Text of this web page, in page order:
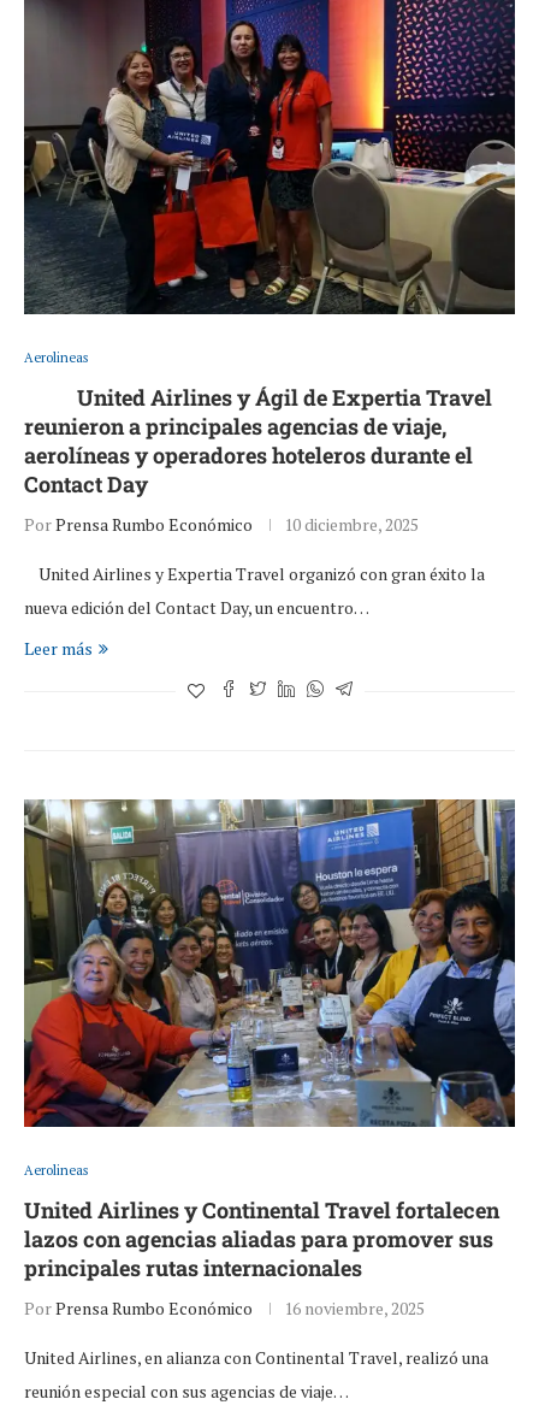
Aerolineas
United Airlines y Ágil de Expertia Travel
reunieron a principales agencias de viaje,
aerolíneas y operadores hoteleros durante el
Contact Day
PorPrensa Rumbo Económico 10 diciembre, 2025
United Airlines y Expertia Travel organizó con gran éxito la
nueva edición del Contact Day, un encuentro…
Leer más
Aerolineas
United Airlines y Continental Travel fortalecen
lazos con agencias aliadas para promover sus
principales rutas internacionales
PorPrensa Rumbo Económico 16 noviembre, 2025
United Airlines, en alianza con Continental Travel, realizó una
reunión especial con sus agencias de viaje…